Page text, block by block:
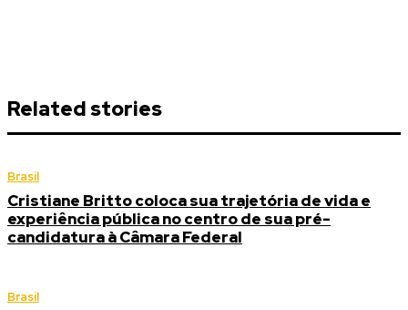
Related stories
Brasil
Cristiane Britto coloca sua trajetória de vida e
experiência pública no centro de sua pré-
candidatura à Câmara Federal
Brasil